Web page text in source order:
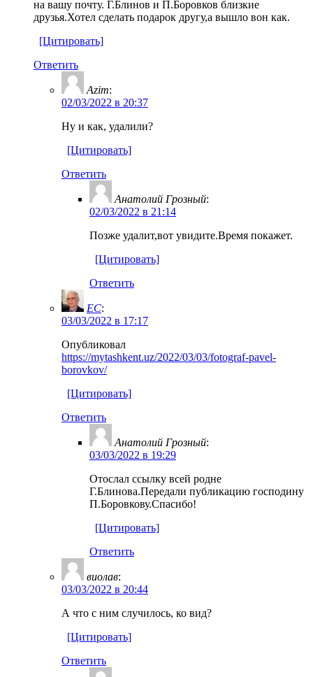
на вашу почту. Г.Блинов и П.Боровков близкие
друзья.Хотел сделать подарок другу,а вышло вон как.
[Цитировать]
Ответить
Azim:
02/03/2022 в 20:37
Ну и как, удалили?
[Цитировать]
Ответить
Анатолий Грозный:
02/03/2022 в 21:14
Позже удалит,вот увидите.Время покажет.
[Цитировать]
Ответить
EC:
03/03/2022 в 17:17
Опубликовал
https://mytashkent.uz/2022/03/03/fotograf-pavel-
borovkov/
[Цитировать]
Ответить
Анатолий Грозный:
03/03/2022 в 19:29
Отослал ссылку всей родне
Г.Блинова.Передали публикацию господину
П.Боровкову.Спасибо!
[Цитировать]
Ответить
виолав:
03/03/2022 в 20:44
А что с ним случилось, ко вид?
[Цитировать]
Ответить